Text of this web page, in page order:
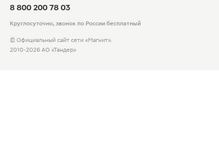
8 800 200 78 03
Круглосуточно, звонок по России бесплатный
© Официальный сайт сети «Магнит».
2010-2026 АО «Тандер»